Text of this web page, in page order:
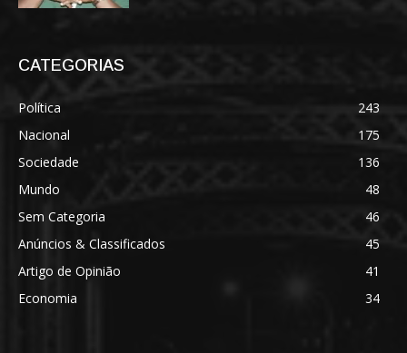
CATEGORIAS
Política
243
Nacional
175
Sociedade
136
Mundo
48
Sem Categoria
46
Anúncios & Classificados
45
Artigo de Opinião
41
Economia
34